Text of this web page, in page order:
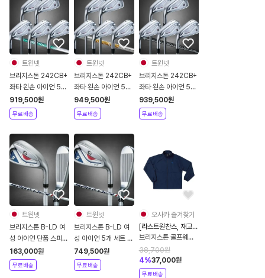
트윈넷
브리지스톤 242CB+
좌타 왼손 아이언 5개
세트 NSPRO 950
GH NEO 스틸
2024
919,500원
무료배송
트윈넷
브리지스톤 242CB+
좌타 왼손 아이언 5개
세트 다이나믹골드
105 스틸 2024
949,500원
무료배송
트윈넷
브리지스톤 242CB+
좌타 왼손 아이언 5개
세트 디아마나 iB70
카본 2024
939,500원
무료배송
트윈넷
브리지스톤 B-LD 여
성 아이언 단품 스피더
NX BS40LDi 카본
2024년
163,000원
무료배송
트윈넷
브리지스톤 B-LD 여
성 아이언 5개 세트 스
피더 NX BS40LDi
카본 2024
749,500원
무료배송
오사카 즐겨찾기
[라스트원찬스, 재고처
분]
브리지스톤 골프웨어
레인 자켓 바람막이 남
성용 84G41 네이비
LL사이즈
38,700원
4%37,000원
무료배송